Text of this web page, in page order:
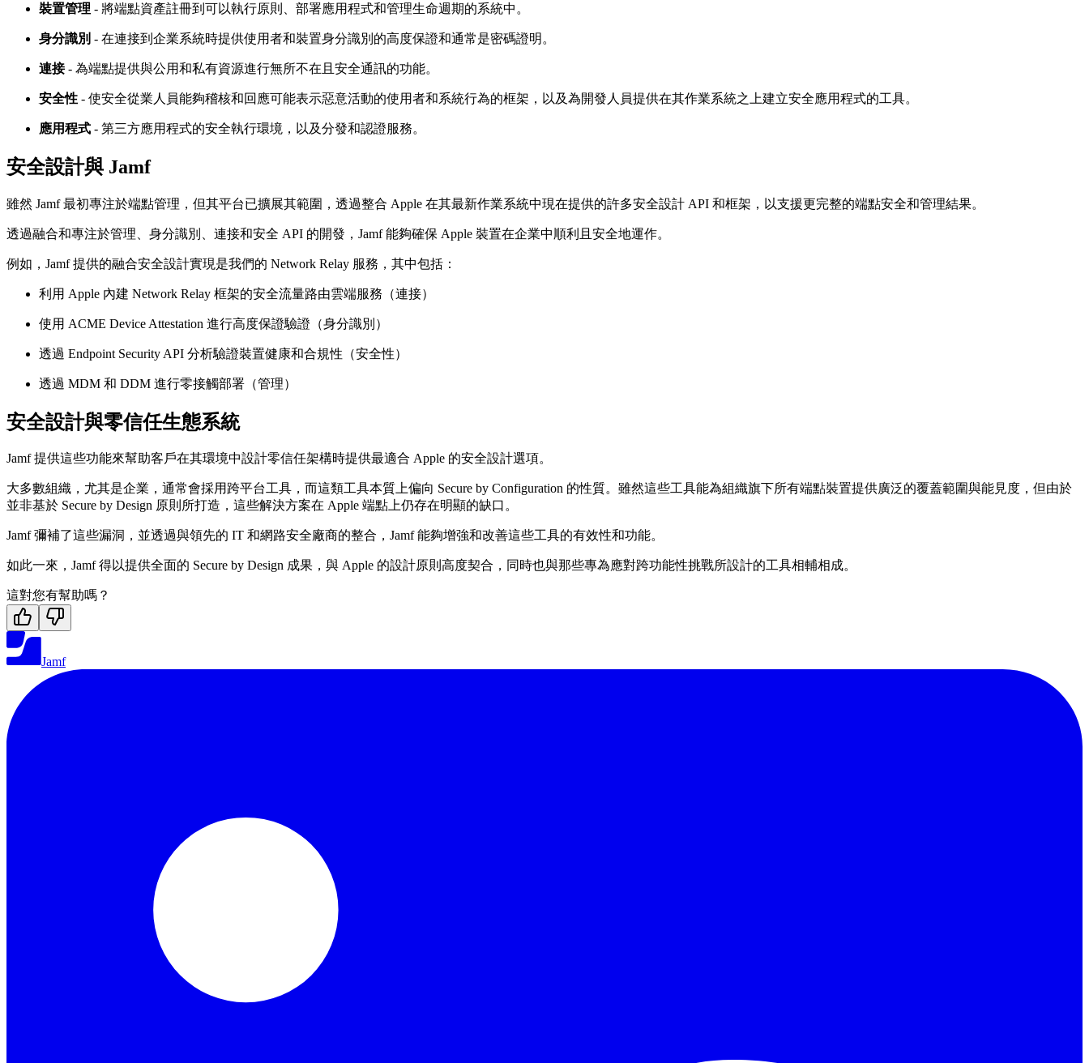
裝置管理 - 將端點資產註冊到可以執行原則、部署應用程式和管理生命週期的系統中。
身分識別 - 在連接到企業系統時提供使用者和裝置身分識別的高度保證和通常是密碼證明。
連接- 為端點提供與公用和私有資源進行無所不在且安全通訊的功能。
安全性 - 使安全從業人員能夠稽核和回應可能表示惡意活動的使用者和系統行為的框架，以及為開發人員提供在其作業系統之上建立安全應用程式的工具。
應用程式 - 第三方應用程式的安全執行環境，以及分發和認證服務。
安全設計與 Jamf
雖然 Jamf 最初專注於端點管理，但其平台已擴展其範圍，透過整合 Apple 在其最新作業系統中現在提供的許多安全設計 API 和框架，以支援更完整的端點安全和管理結果。
透過融合和專注於管理、身分識別、連接和安全 API 的開發，Jamf 能夠確保 Apple 裝置在企業中順利且安全地運作。
例如，Jamf 提供的融合安全設計實現是我們的 Network Relay 服務，其中包括：
利用 Apple 內建 Network Relay 框架的安全流量路由雲端服務（連接）
使用 ACME Device Attestation 進行高度保證驗證（身分識別）
透過 Endpoint Security API 分析驗證裝置健康和合規性（安全性）
透過 MDM 和 DDM 進行零接觸部署（管理）
安全設計與零信任生態系統
Jamf 提供這些功能來幫助客戶在其環境中設計零信任架構時提供最適合 Apple 的安全設計選項。
大多數組織，尤其是企業，通常會採用跨平台工具，而這類工具本質上偏向 Secure by Configuration 的性質。雖然這些工具能為組織旗下所有端點裝置提供廣泛的覆蓋範圍與能見度，但由於
並非基於 Secure by Design 原則所打造，這些解決方案在 Apple 端點上仍存在明顯的缺口。
Jamf 彌補了這些漏洞，並透過與領先的 IT 和網路安全廠商的整合，Jamf 能夠增強和改善這些工具的有效性和功能。
如此一來，Jamf 得以提供全面的 Secure by Design 成果，與 Apple 的設計原則高度契合，同時也與那些專為應對跨功能性挑戰所設計的工具相輔相成。
這對您有幫助嗎？
Jamf